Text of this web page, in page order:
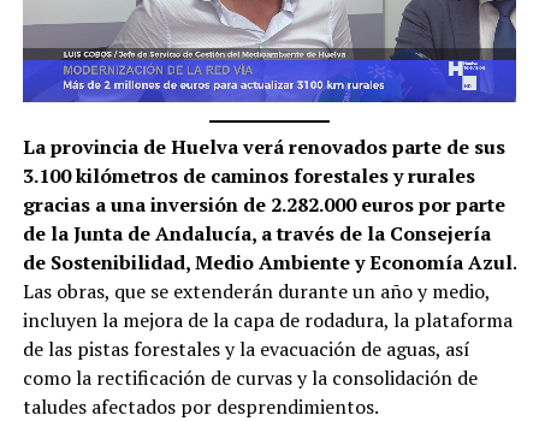
La provincia de Huelva verá renovados parte de sus
3.100 kilómetros de caminos forestales y rurales
gracias a una inversión de 2.282.000 euros por parte
de la Junta de Andalucía, a través de la Consejería
de Sostenibilidad, Medio Ambiente y Economía Azul.
Las obras, que se extenderán durante un año y medio,
incluyen la mejora de la capa de rodadura, la plataforma
de las pistas forestales y la evacuación de aguas, así
como la rectificación de curvas y la consolidación de
taludes afectados por desprendimientos.